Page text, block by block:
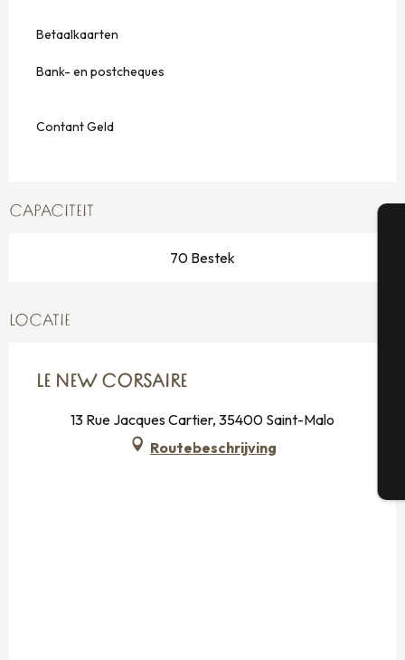
Betaalkaarten
Bank- en postcheques
Contant Geld
CAPACITEIT
70 Bestek
LOCATIE
LE NEW CORSAIRE
13 Rue Jacques Cartier, 35400 Saint-Malo
Routebeschrijving